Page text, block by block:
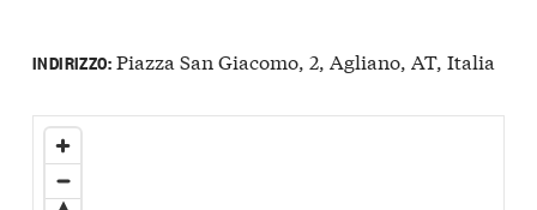
INDIRIZZO:Piazza San Giacomo, 2, Agliano, AT, Italia